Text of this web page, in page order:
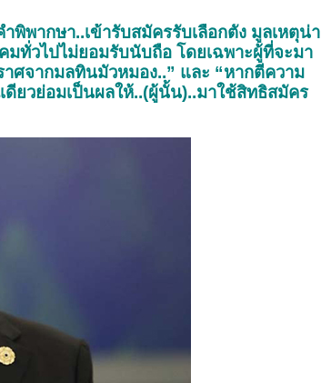
พากษา..เข้ารับสมัครรับเลือกตั้ง มูลเหตุน่า
ทั่วไปไม่ยอมรับนับถือ โดยเฉพาะผู้ที่จะมา
ศจากมลทินมัวหมอง..” และ “หากตีความ
ดียวย่อมเป็นผลให้..(ผู้นั้น)..มาใช้สิทธิสมัคร